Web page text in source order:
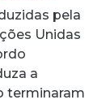
pela
Unidas
a
terminaram